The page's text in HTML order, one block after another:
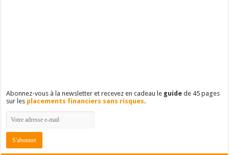
Abonnez-vous à la newsletter et recevez en cadeau le guide de 45 pages
sur les placements financiers sans risques.